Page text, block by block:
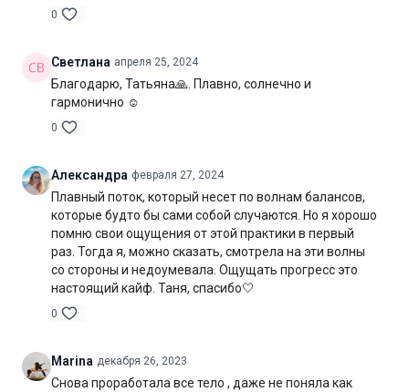
Специфика:динамичная практика общей направленности
Нагрузка:средняя
Оборудование:
Продолжительность:60 мин. (включая шавасану)
0
Светлана апреля 25, 2024
Благодарю, Татьяна🙏. Плавно, солнечно и
гармонично ☺
0
Александра февраля 27, 2024
Плавный поток, который несет по волнам балансов,
которые будто бы сами собой случаются. Но я хорошо
помню свои ощущения от этой практики в первый
раз. Тогда я, можно сказать, смотрела на эти волны
со стороны и недоумевала. Ощущать прогресс это
настоящий кайф. Таня, спасибо🤍
0
Marina декабря 26, 2023
Снова проработала все тело , даже не поняла как